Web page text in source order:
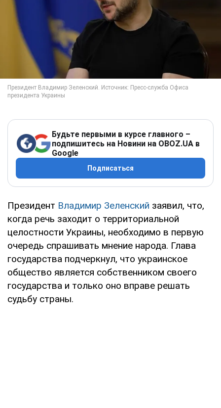
Будьте первыми в курсе главного –
подпишитесь на Новини на OBOZ.UA в
Google
Подписаться
Президент Владимир Зеленский заявил, что,
когда речь заходит о территориальной
целостности Украины, необходимо в первую
очередь спрашивать мнение народа. Глава
государства подчеркнул, что украинское
общество является собственником своего
государства и только оно вправе решать
судьбу страны.